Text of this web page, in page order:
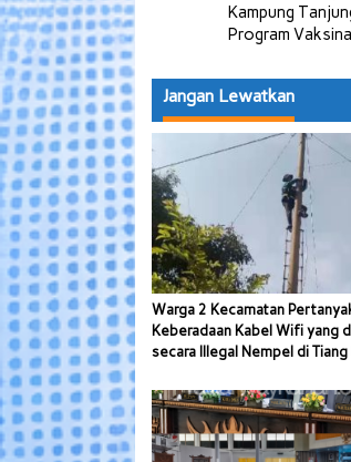
pos
Kampung
Program
Jangan Lewatkan
Warga 2 Kecamatan
Keberadaan Kabel Wifi yang
secara Illegal Nempel di Tiang